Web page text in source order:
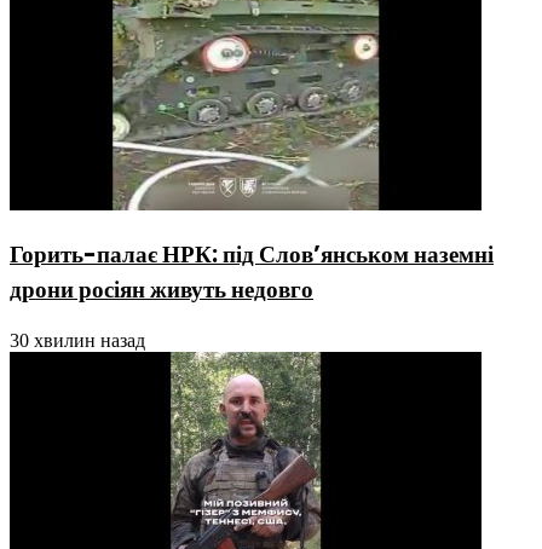
Горить-палає НРК: під Слов’янськом наземні
дрони росіян живуть недовго
30 хвилин назад